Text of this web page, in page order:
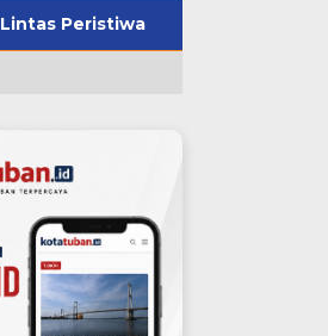
Lintas Peristiwa